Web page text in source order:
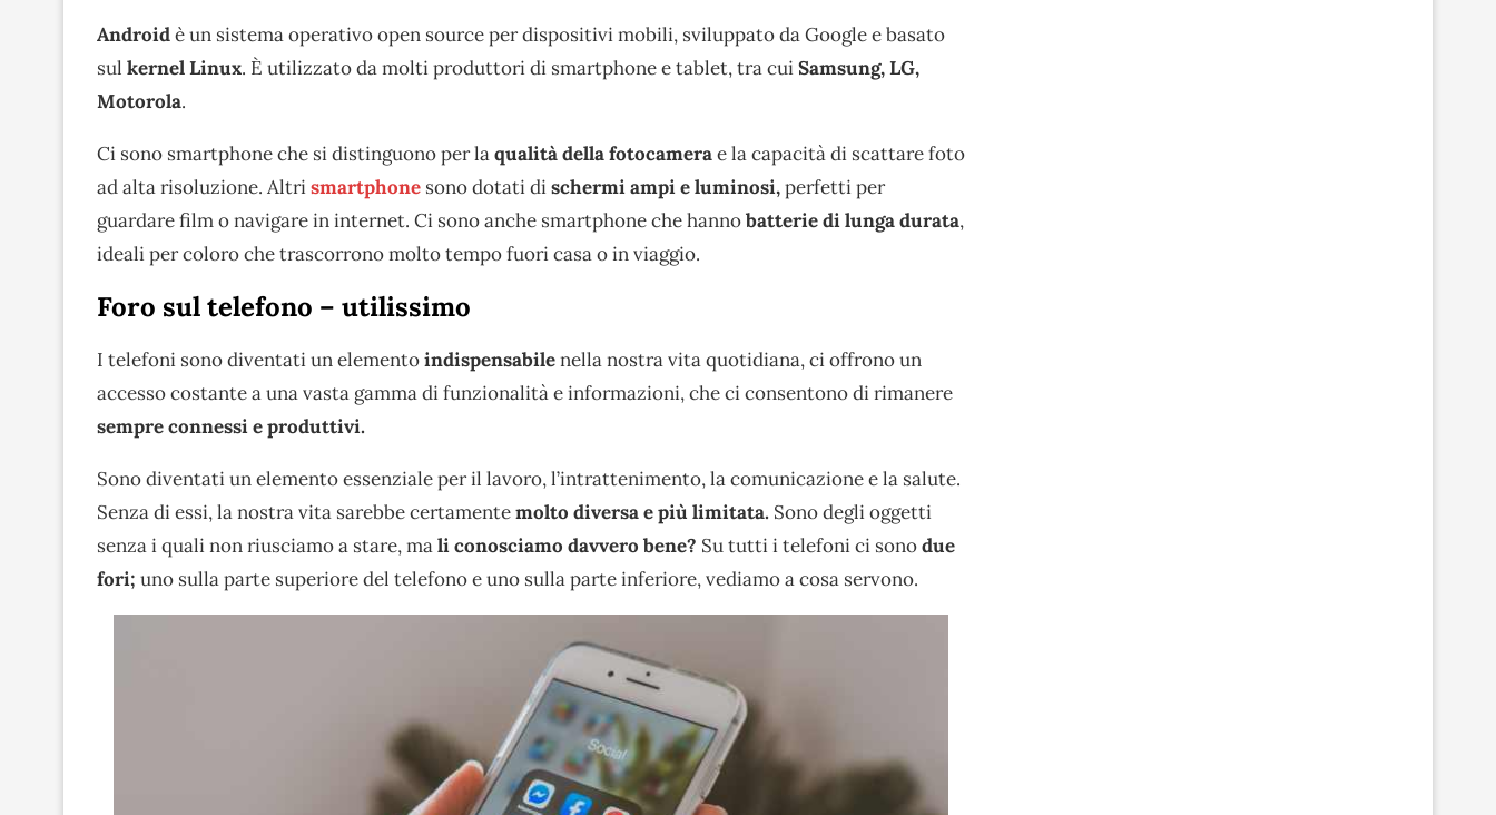
Androidè un sistema operativo open source per dispositivi mobili, sviluppato da Google e basato
sul kernel Linux. È utilizzato da molti produttori di smartphone e tablet, tra cuiSamsung, LG,
Motorola.
Ci sono smartphone che si distinguono per laqualità della fotocamerae la capacità di scattare foto
ad alta risoluzione. Altrismartphone sono dotati dischermi ampi e luminosi,perfetti per
guardare film o navigare in internet. Ci sono anche smartphone che hannobatterie di lunga durata,
ideali per coloro che trascorrono molto tempo fuori casa o in viaggio.
Foro sul telefono – utilissimo
I telefoni sono diventati un elementoindispensabilenella nostra vita quotidiana, ci offrono un
accesso costante a una vasta gamma di funzionalità e informazioni, che ci consentono di rimanere
sempre connessi e produttivi.
Sono diventati un elemento essenziale per il lavoro, l’intrattenimento, la comunicazione e la salute.
Senza di essi, la nostra vita sarebbe certamentemolto diversa e più limitata. Sono degli oggetti
senza i quali non riusciamo a stare, mali conosciamo davvero bene? Su tutti i telefoni ci sonodue
fori; uno sulla parte superiore del telefono e uno sulla parte inferiore, vediamo a cosa servono.